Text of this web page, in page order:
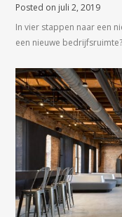
Posted on juli 2, 2019
In vier stappen naar een
een nieuwe